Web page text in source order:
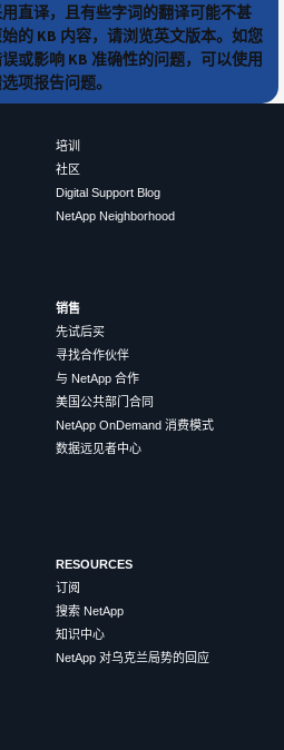
直译，且有些字词的翻译可能不甚
的 KB 内容，请浏览英文版本。如您
或影响 KB 准确性的问题，可以使用
项报告问题。
培训
社区
Digital Support Blog
NetApp Neighborhood
销售
先试后买
寻找合作伙伴
与 NetApp 合作
美国公共部门合同
NetApp OnDemand 消费模式
数据远见者中心
RESOURCES
订阅
搜索 NetApp
知识中心
NetApp 对乌克兰局势的回应